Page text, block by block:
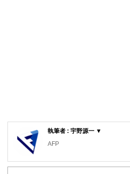
執筆者 : 宇野源一 ▼
AFP